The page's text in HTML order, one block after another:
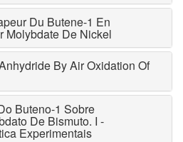
Du Butene-1 En
Molybdate De Nickel
By Air Oxidation Of
Buteno-1 Sobre
De Bismuto. I -
Experimentais